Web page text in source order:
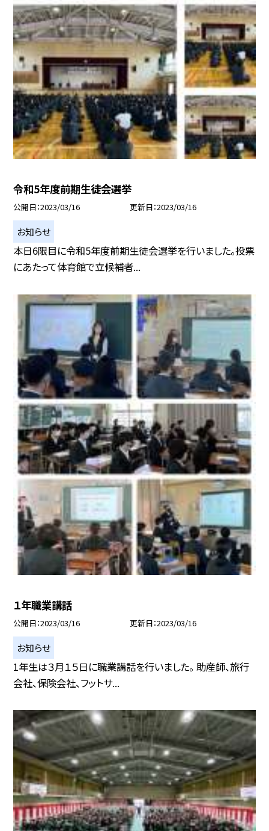
令和5年度前期生徒会選挙
公開日 2023/03/16 更新日 2023/03/16
お知らせ
本日6限目に令和5年度前期生徒会選挙を行いました。投票
にあたって体育館で立候補者...
１年職業講話
公開日 2023/03/16 更新日 2023/03/16
お知らせ
1年生は３月１５日に職業講話を行いました。 助産師、旅行
会社、保険会社、フットサ...